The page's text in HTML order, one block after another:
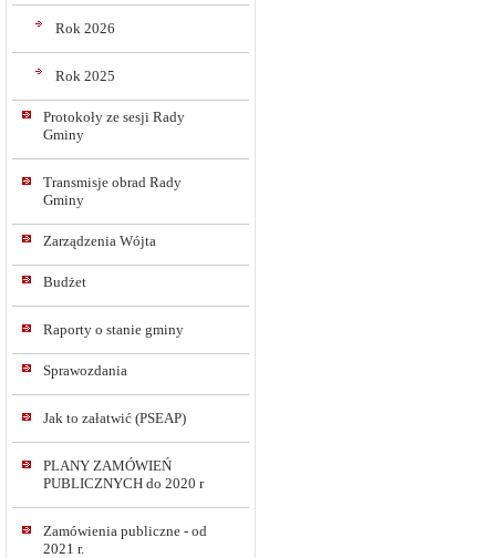
Rok 2026
Rok 2025
Protokoły ze sesji Rady
Gminy
Transmisje obrad Rady
Gminy
Zarządzenia Wójta
Budżet
Raporty o stanie gminy
Sprawozdania
Jak to załatwić (PSEAP)
PLANY ZAMÓWIEŃ
PUBLICZNYCH do 2020 r
Zamówienia publiczne - od
2021 r.